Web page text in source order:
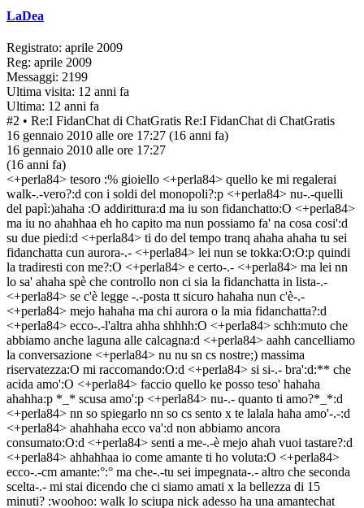
LaDea
Registrato: aprile 2009
Reg: aprile 2009
Messaggi: 2199
Ultima visita: 12 anni fa
Ultima: 12 anni fa
#2 • Re:I FidanChat di ChatGratis Re:I FidanChat di ChatGratis
16 gennaio 2010 alle ore 17:27 (16 anni fa)
16 gennaio 2010 alle ore 17:27
(16 anni fa)
<+perla84> tesoro :% gioiello <+perla84> quello ke mi regalerai
walk-.-vero?:d con i soldi del monopoli?:p <+perla84> nu-.-quelli
del papì:)ahaha :O addirittura:d ma iu son fidanchatto:O <+perla84>
ma iu no ahahhaa eh ho capito ma nun possiamo fa' na cosa cosi':d
su due piedi:d <+perla84> ti do del tempo tranq ahaha ahaha tu sei
fidanchatta cun aurora-.- <+perla84> lei nun se tokka:O:O:p quindi
la tradiresti con me?:O <+perla84> e certo-.- <+perla84> ma lei nn
lo sa' ahaha spè che controllo non ci sia la fidanchatta in lista-.-
<+perla84> se c'è legge -.-posta tt sicuro hahaha nun c'è-.-
<+perla84> mejo hahaha ma chi aurora o la mia fidanchatta?:d
<+perla84> ecco-.-l'altra ahha shhhh:O <+perla84> schh:muto che
abbiamo anche laguna alle calcagna:d <+perla84> aahh cancelliamo
la conversazione <+perla84> nu nu sn cs nostre;) massima
riservatezza:O mi raccomando:O:d <+perla84> si si-.- bra':d:** che
acida amo':O <+perla84> faccio quello ke posso teso' hahaha
ahahha:p *_* scusa amo':p <+perla84> nu-.- quanto ti amo?*_*:d
<+perla84> nn so spiegarlo nn so cs sento x te lalala haha amo'-.-:d
<+perla84> ahahhaha ecco va':d non abbiamo ancora
consumato:O:d <+perla84> senti a me-.-è mejo ahah vuoi tastare?:d
<+perla84> ahhahhaa io come amante ti ho voluta:O <+perla84>
ecco-.-cm amante:°:° ma che-.-tu sei impegnata-.- altro che seconda
scelta-.- mi stai dicendo che ci siamo amati x la bellezza di 15
minuti? :woohoo: walk lo sciupa nick adesso ha una amantechat